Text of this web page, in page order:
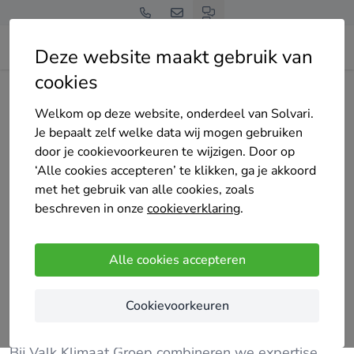
Deze website maakt gebruik van
cookies
Welkom op deze website, onderdeel van Solvari.
Je bepaalt zelf welke data wij mogen gebruiken
door je cookievoorkeuren te wijzigen. Door op
‘Alle cookies accepteren’ te klikken, ga je akkoord
met het gebruik van alle cookies, zoals
beschreven in onze cookieverklaring.
Alle cookies accepteren
Cookievoorkeuren
Home Thuisbatterij
Valk Klimaat Groep
Nog geen reviews
Hellevoetsluis
Valk Klimaat Groep – Uw partner in duurzame en